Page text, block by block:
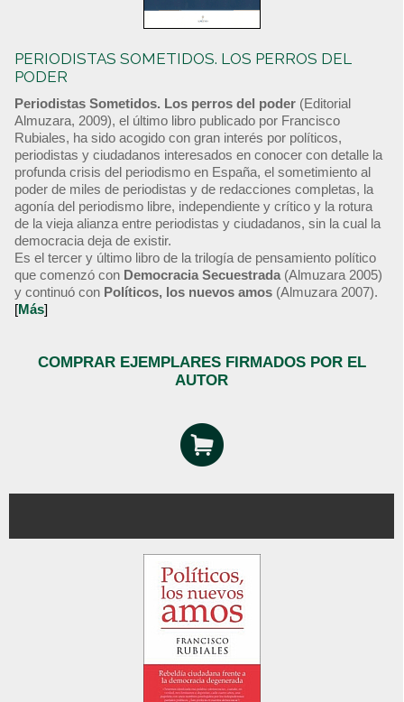
PERIODISTAS SOMETIDOS. LOS PERROS DEL
PODER
Periodistas Sometidos. Los perros del poder (Editorial
Almuzara, 2009), el último libro publicado por Francisco
Rubiales, ha sido acogido con gran interés por políticos,
periodistas y ciudadanos interesados en conocer con detalle la
profunda crisis del periodismo en España, el sometimiento al
poder de miles de periodistas y de redacciones completas, la
agonía del periodismo libre, independiente y crítico y la rotura
de la vieja alianza entre periodistas y ciudadanos, sin la cual la
democracia deja de existir.
Es el tercer y último libro de la trilogía de pensamiento político
que comenzó con Democracia Secuestrada (Almuzara 2005)
y continuó con Políticos, los nuevos amos (Almuzara 2007).
[Más]
COMPRAR EJEMPLARES FIRMADOS POR EL
AUTOR